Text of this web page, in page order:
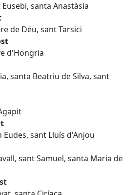
santa Anastàsia
de Déu, sant Tarsici
d'Hongria
santa Beatriu de Silva, sant
Eudes, sant Lluís d'Anjou
sant Samuel, santa Maria de